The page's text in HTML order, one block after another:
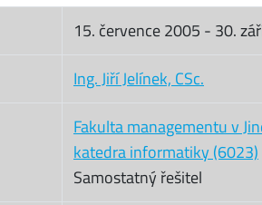
15. července 2005 - 30.
Ing. Jiří Jelínek, CSc.
Fakulta managementu v
katedra informatiky (6023)
Samostatný řešitel